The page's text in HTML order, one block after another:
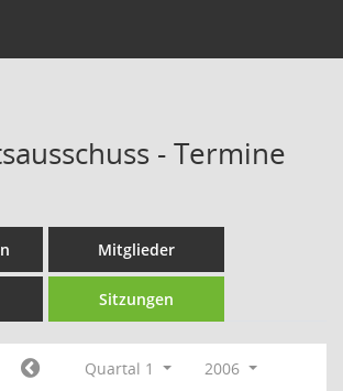
- Termine
Mitglieder
Sitzungen
Quartal 1
2006